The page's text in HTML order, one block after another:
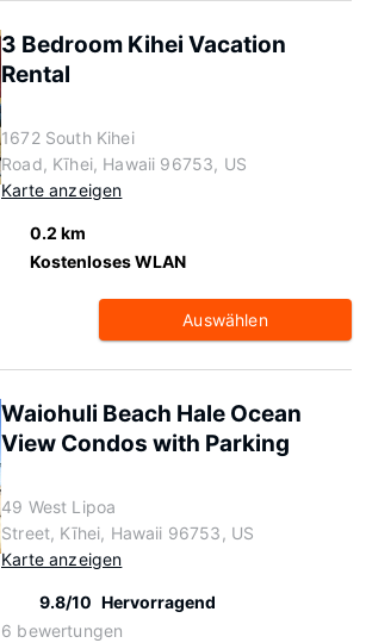
3 Bedroom Kihei Vacation
Rental
1672 South Kihei
Road, Kīhei, Hawaii 96753, US
Karte anzeigen
0.2 km
Kostenloses WLAN
Auswählen
Waiohuli Beach Hale Ocean
View Condos with Parking
49 West Lipoa
Street, Kīhei, Hawaii 96753, US
Karte anzeigen
9.8/10 Hervorragend
6 bewertungen